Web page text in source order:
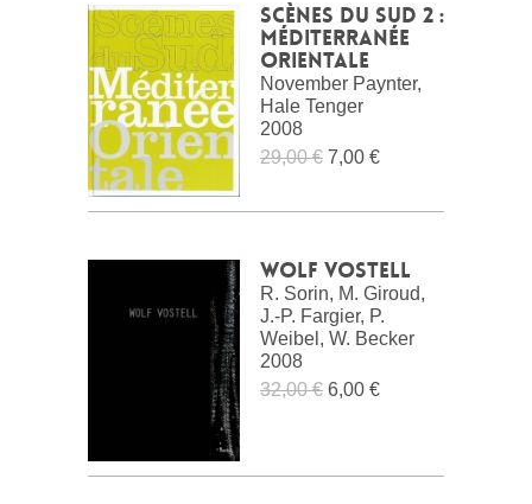
Scènes du Sud 2 :
Méditerranée
Orientale
November Paynter,
Hale Tenger
2008
29,00 € 7,00 €
Wolf Vostell
R. Sorin, M. Giroud,
J.-P. Fargier, P.
Weibel, W. Becker
2008
32,00 € 6,00 €